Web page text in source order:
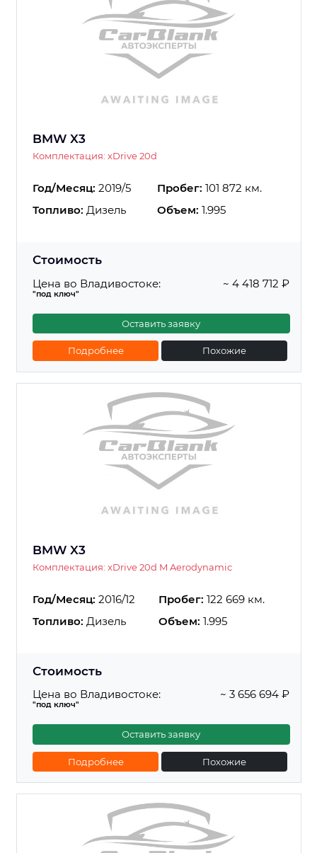
BMW X3
Комплектация: xDrive 20d
Год/Месяц: 2019/5 Пробег: 101 872 км.
Топливо: Дизель Объем: 1.995
Стоимость
Цена во Владивостоке:
"под ключ"
~ 4 418 712 ₽
Оставить заявку
Подробнее Похожие
BMW X3
Комплектация: xDrive 20d M Aerodynamic
Год/Месяц: 2016/12 Пробег: 122 669 км.
Топливо: Дизель Объем: 1.995
Стоимость
Цена во Владивостоке:
"под ключ"
~ 3 656 694 ₽
Оставить заявку
Подробнее Похожие